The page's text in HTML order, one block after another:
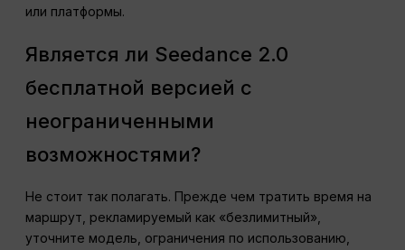
или платформы.
Является ли Seedance 2.0
бесплатной версией с
неограниченными
возможностями?
Не стоит так полагать. Прежде чем тратить время на
маршрут, рекламируемый как «безлимитный»,
уточните модель, ограничения по использованию,